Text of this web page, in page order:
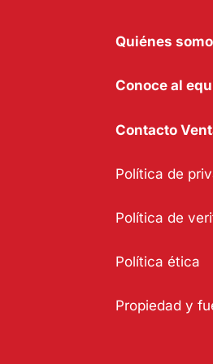
Quiénes
Conoce al
Contacto
Política de
Política de
Política ética
Propiedad y